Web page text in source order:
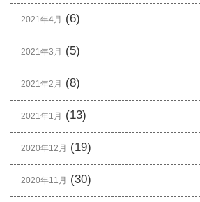
2021年4月 (6)
2021年3月 (5)
2021年2月 (8)
2021年1月 (13)
2020年12月 (19)
2020年11月 (30)